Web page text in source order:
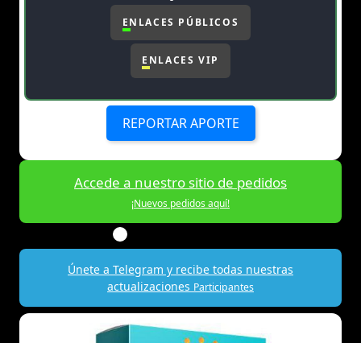
ENLACES PÚBLICOS
ENLACES VIP
REPORTAR APORTE
Accede a nuestro sitio de pedidos
¡Nuevos pedidos aquí!
Únete a Telegram y recibe todas nuestras
actualizaciones Participantes